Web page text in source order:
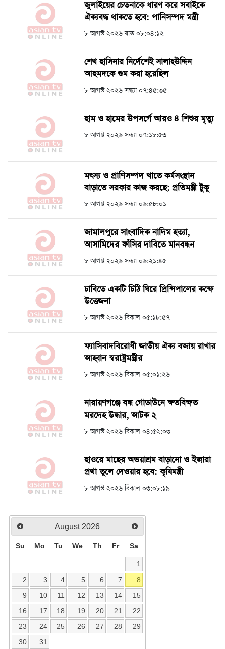
জুলাইয়ের চেতনাকে ধারণ করে সবাইকে
ঐক্যবদ্ধ থাকতে হবে: পানিসম্পদ মন্ত্রী
৮ আগস্ট ২০২৬ রাত ০৮:০৪:১২
শেখ হাসিনার নির্দেশেই সালাহউদ্দিন
আহমদকে গুম করা হয়েছিল
৮ আগস্ট ২০২৬ সন্ধ্যা ০৭:৪৫:৩৫
হাম ও হামের উপসর্গে আরও ৪ শিশুর মৃত্যু
৮ আগস্ট ২০২৬ সন্ধ্যা ০৭:১৮:৫৩
মৎস্য ও প্রাণিসম্পদ খাতে কর্মসংস্থান
বাড়াতে সরকার কাজ করছে: প্রতিমন্ত্রী টুকু
৮ আগস্ট ২০২৬ সন্ধ্যা ০৬:৫৮:০১
জামালপুরে সাংবাদিক নাদিম হত্যা,
আসামিদের ফাঁসির দাবিতে মানবন্ধন
৮ আগস্ট ২০২৬ সন্ধ্যা ০৬:২১:৪৫
ঢাবিতে একটি চিঠি ঘিরে প্রিন্সিপালের কক্ষে
উত্তেজনা
৮ আগস্ট ২০২৬ বিকাল ০৫:১৮:৫৭
ফ্যাসিবাদবিরোধী জাতীয় ঐক্য বজায় রাখার
আহ্বান স্বরাষ্ট্রমন্ত্রীর
৮ আগস্ট ২০২৬ বিকাল ০৫:০১:২৬
নারায়ণগঞ্জে বন্ধ গোডাউনে ক্ষতবিক্ষত
মরদেহ উদ্ধার, আটক ২
৮ আগস্ট ২০২৬ বিকাল ০৪:৫২:০৩
হাওরে মাছের অভয়াশ্রম বাড়ানো ও ইজারা
প্রথা তুলে দেওয়ার হবে: কৃষিমন্ত্রী
৮ আগস্ট ২০২৬ বিকাল ০৩:০৮:১৯
August 2026
Su Mo Tu We Th Fr Sa
1
2
3 4 5 6 7
8
9
10 11 12 13 14
15
16
17 18 19 20 21
22
23
24 25 26 27 28
29
30
31